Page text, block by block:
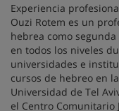
Experiencia
Ouzi Rotem es un
hebrea como
en todos los niveles
universidades e
cursos de hebreo en
Universidad de Tel
el Centro Comunitario